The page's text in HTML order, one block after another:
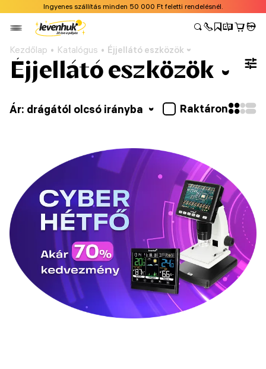
Ingyenes szállítás minden 50 000 Ft feletti rendelésnél.
Kezdőlap Katalógus Éjjellátó eszközök
Éjjellátó eszközök
Ár: drágától olcsó irányba Raktáron